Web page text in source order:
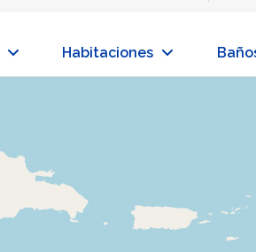
Habitaciones